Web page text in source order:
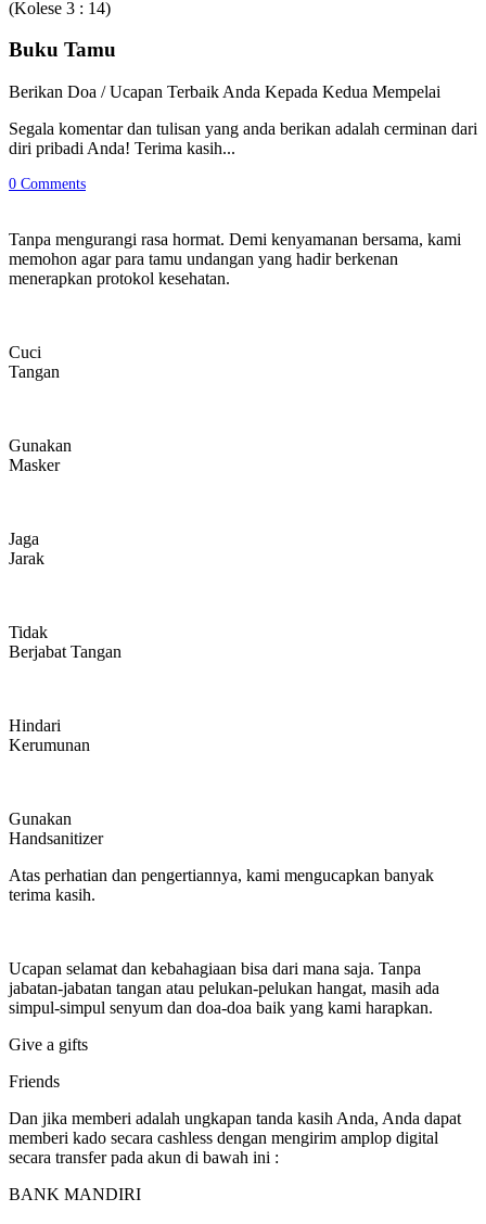
(Kolese 3 : 14)
Buku Tamu
Berikan Doa / Ucapan Terbaik Anda Kepada Kedua Mempelai
Segala komentar dan tulisan yang anda berikan adalah cerminan dari
diri pribadi Anda! Terima kasih...
0 Comments
Tanpa mengurangi rasa hormat. Demi kenyamanan bersama, kami
memohon agar para tamu undangan yang hadir berkenan
menerapkan protokol kesehatan.
Cuci
Tangan
Gunakan
Masker
Jaga
Jarak
Tidak
Berjabat Tangan
Hindari
Kerumunan
Gunakan
Handsanitizer
Atas perhatian dan pengertiannya, kami mengucapkan banyak
terima kasih.
Ucapan selamat dan kebahagiaan bisa dari mana saja. Tanpa
jabatan-jabatan tangan atau pelukan-pelukan hangat, masih ada
simpul-simpul senyum dan doa-doa baik yang kami harapkan.
Give a gifts
Friends
Dan jika memberi adalah ungkapan tanda kasih Anda, Anda dapat
memberi kado secara cashless dengan mengirim amplop digital
secara transfer pada akun di bawah ini :
BANK MANDIRI